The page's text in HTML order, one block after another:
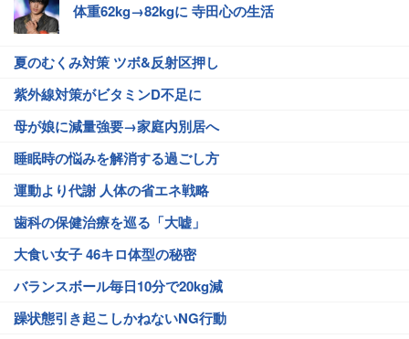
体重62kg→82kgに 寺田心の生活
夏のむくみ対策 ツボ&反射区押し
紫外線対策がビタミンD不足に
母が娘に減量強要→家庭内別居へ
睡眠時の悩みを解消する過ごし方
運動より代謝 人体の省エネ戦略
歯科の保健治療を巡る「大嘘」
大食い女子 46キロ体型の秘密
バランスボール毎日10分で20kg減
躁状態引き起こしかねないNG行動